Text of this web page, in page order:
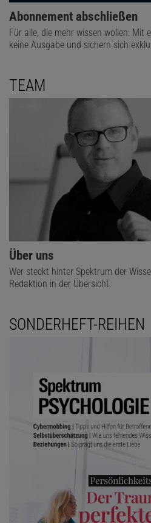
Abonnement abschließen
Für alle, die mehr wissen wollen: Mit
keine Ausgabe und sichern sich
TEAM
Über uns
Wer steckt hinter Spektrum der
Redaktion in der Übersicht.
SONDERHEFT-REIHEN